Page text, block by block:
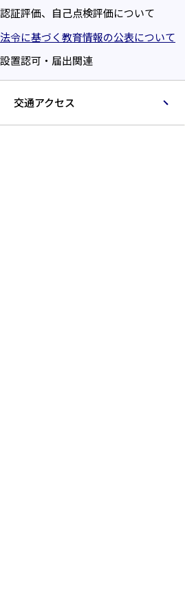
認証評価、自己点検評価について
法令に基づく教育情報の公表について
設置認可・届出関連
交通アクセス